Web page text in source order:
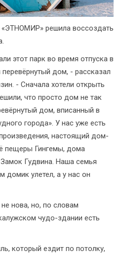
«ЭТНОМИР» решила воссоздать
этот парк во время отпуска в
дом, - рассказал
- Сначала хотели открыть
что просто дом не так
дом, вписанный в
города». У нас уже есть
настоящий дом-
пещеры Гингемы, дома
Гудвина. Наша семья
домик улетел, а у нас он
нова, но, по словам
чудо-здании есть
который ездит по потолку,